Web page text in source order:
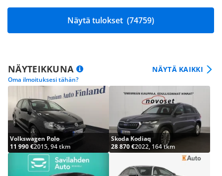
Näytä tulokset (74759)
NÄYTEIKKUNA
Oma ilmoituksesi tähän?
NÄYTÄ KAIKKI
Volkswagen Polo
11 990 €2015, 94 tkm
Skoda Kodiaq
28 870 €2022, 164 tkm